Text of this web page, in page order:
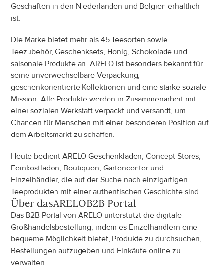
Geschäften in den Niederlanden und Belgien erhältlich
ist.
Die Marke bietet mehr als 45 Teesorten sowie
Teezubehör, Geschenksets, Honig, Schokolade und
saisonale Produkte an. ARELO ist besonders bekannt für
seine unverwechselbare Verpackung,
geschenkorientierte Kollektionen und eine starke soziale
Mission. Alle Produkte werden in Zusammenarbeit mit
einer sozialen Werkstatt verpackt und versandt, um
Chancen für Menschen mit einer besonderen Position auf
dem Arbeitsmarkt zu schaffen.
Heute bedient ARELO Geschenkläden, Concept Stores,
Feinkostläden, Boutiquen, Gartencenter und
Einzelhändler, die auf der Suche nach einzigartigen
Teeprodukten mit einer authentischen Geschichte sind.
Über dasARELOB2B Portal
Das B2B Portal von ARELO unterstützt die digitale
Großhandelsbestellung, indem es Einzelhändlern eine
bequeme Möglichkeit bietet, Produkte zu durchsuchen,
Bestellungen aufzugeben und Einkäufe online zu
verwalten.